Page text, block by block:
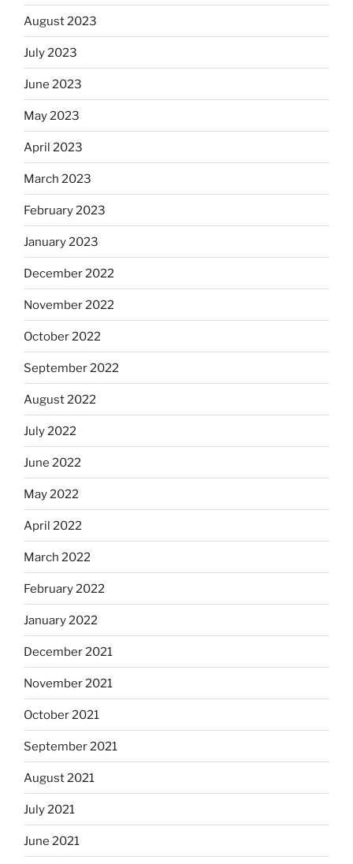
August 2023
July 2023
June 2023
May 2023
April 2023
March 2023
February 2023
January 2023
December 2022
November 2022
October 2022
September 2022
August 2022
July 2022
June 2022
May 2022
April 2022
March 2022
February 2022
January 2022
December 2021
November 2021
October 2021
September 2021
August 2021
July 2021
June 2021